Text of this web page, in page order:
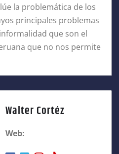
la problemática de los
principales problemas
que son el
que no nos permite
Walter Cortéz
Web: